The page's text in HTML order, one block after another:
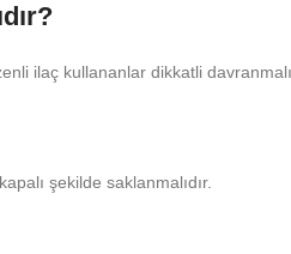
ilaç kullananlar dikkatli
şekilde saklanmalıdır.